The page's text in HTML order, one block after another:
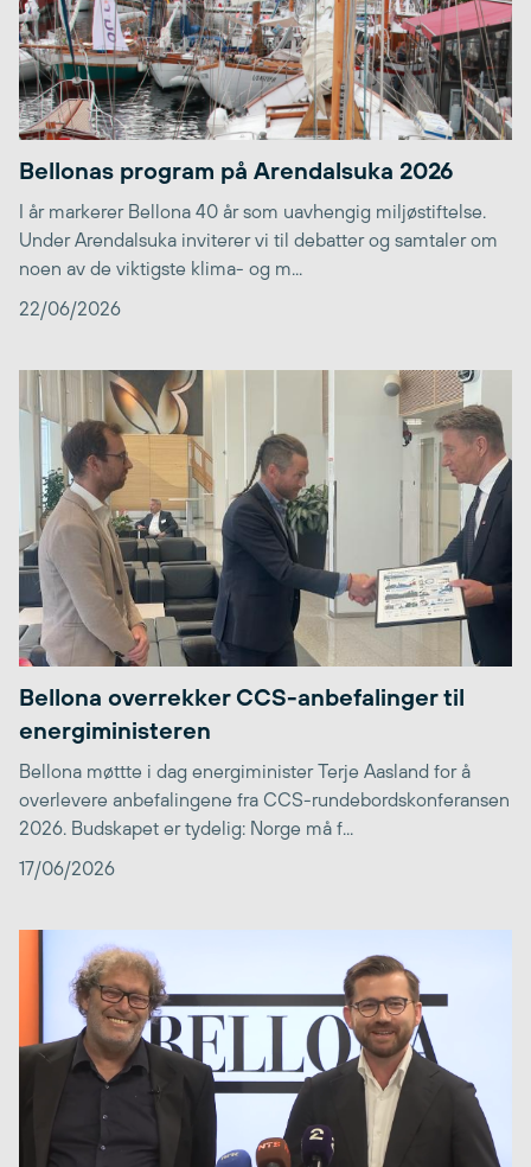
Bellonas program på Arendalsuka 2026
I år markerer Bellona 40 år som uavhengig miljøstiftelse.
Under Arendalsuka inviterer vi til debatter og samtaler om
noen av de viktigste klima- og m...
22/06/2026
Bellona overrekker CCS-anbefalinger til
energiministeren
Bellona møttte i dag energiminister Terje Aasland for å
overlevere anbefalingene fra CCS-rundebordskonferansen
2026. Budskapet er tydelig: Norge må f...
17/06/2026